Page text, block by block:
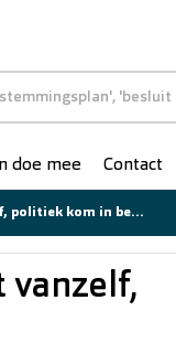
doe mee Contact
kom in beweging
vanzelf,